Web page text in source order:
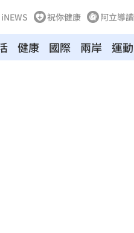
iNEWS 祝你健康 阿立導讀
健康 國際 兩岸 運動